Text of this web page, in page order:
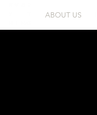
ABOUT US